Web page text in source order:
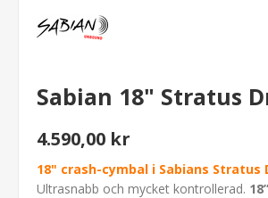
Sabian 18" Stratus
4.590,00 kr
18" crash-cymbal i Sabians Stratus
Ultrasnabb och mycket kontrollerad.